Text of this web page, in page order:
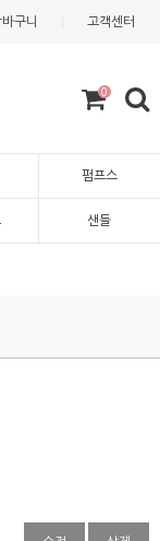
구니 고객센터
0
펌프스
샌들